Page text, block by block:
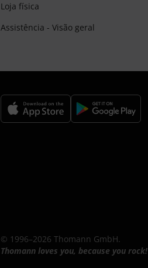
Loja física
Assistência - Visão geral
© 1996–2026 Thomann GmbH.
Thomann loves you, because you rock!